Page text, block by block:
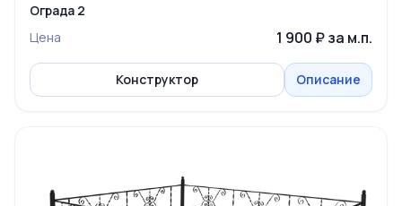
Ограда 2
Цена
1 900 ₽ за м.п.
Конструктор Описание